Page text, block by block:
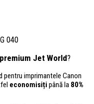
040
Jet World?
pentru imprimantele Canon
economisiți până la 80%